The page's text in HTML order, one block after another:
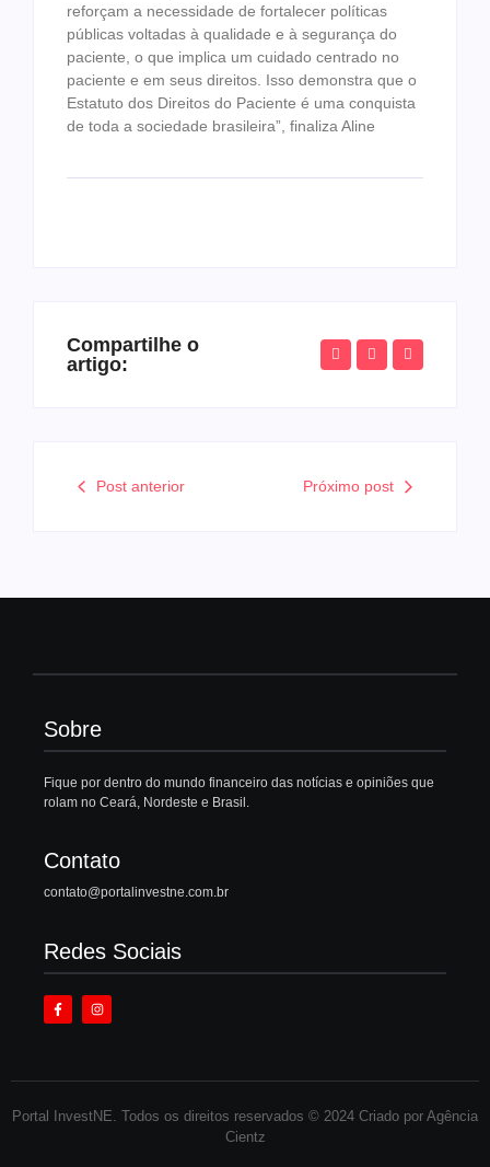
reforçam a necessidade de fortalecer políticas
públicas voltadas à qualidade e à segurança do
paciente, o que implica um cuidado centrado no
paciente e em seus direitos. Isso demonstra que o
Estatuto dos Direitos do Paciente é uma conquista
de toda a sociedade brasileira”, finaliza Aline
Compartilhe o
artigo:
Post anterior Próximo post
Sobre
Fique por dentro do mundo financeiro das notícias e opiniões que
rolam no Ceará, Nordeste e Brasil.
Contato
contato@portalinvestne.com.br
Redes Sociais
Portal InvestNE. Todos os direitos reservados © 2024 Criado por Agência
Cientz